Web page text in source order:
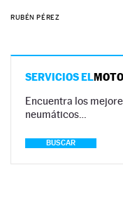
RUBÉN PÉREZ
SERVICIOS EL
Encuentra los
neumáticos…
BUSCAR